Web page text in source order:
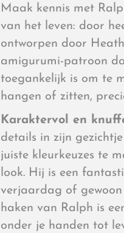
Maak kennis met
van het leven: door
ontworpen door
amigurumi-patroon
toegankelijk is om te
hangen of zitten,
Karaktervol en
details in zijn
juiste kleurkeuzes te
look. Hij is een
verjaardag of gewoon
haken van Ralph is
onder je handen tot